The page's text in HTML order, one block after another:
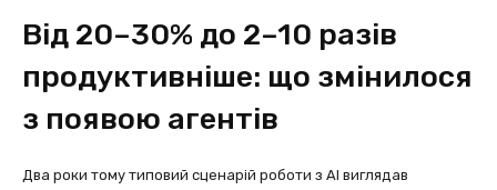
Від 20–30% до 2–10 разів
продуктивніше: що змінилося
з появою агентів
Два роки тому типовий сценарій роботи з AI виглядав